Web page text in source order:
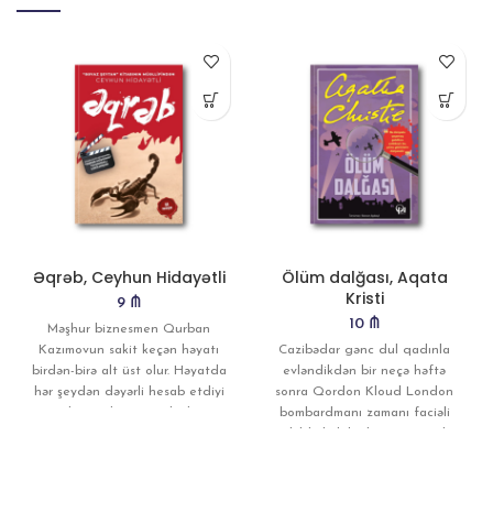
Əqrəb, Ceyhun Hidayətli
9 ₼
Məşhur biznesmen Qurban
Kazımovun sakit keçən həyatı
birdən-birə alt üst olur. Həyatda
hər şeydən dəyərli hesab etdiyi
Ölüm dalğası, Aqata
Kristi
10 ₼
Cazibədar gənc dul qadınla
evləndikdən bir neçə həftə
sonra Qordon Kloud London
bombardmanı zamanı faciəli